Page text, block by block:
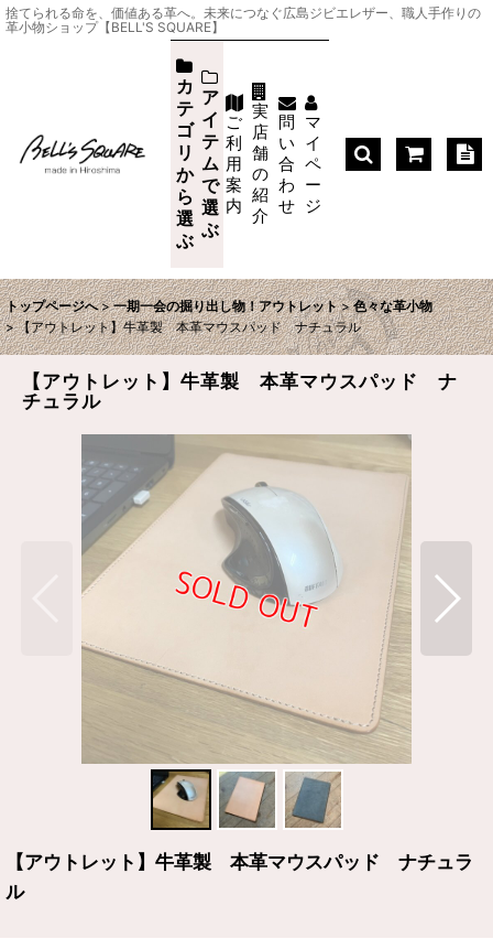
捨てられる命を、価値ある革へ。未来につなぐ広島ジビエレザー、職人手作りの
革小物ショップ【BELL'S SQUARE】
カ
テ
ゴ
リ
か
ら
選
ぶ
ア
イ
テ
ム
で
選
ぶ
ご
利
用
案
内
実
店
舗
の
紹
介
問
い
合
わ
せ
マ
イ
ペ
ー
ジ
トップページへ > 一期一会の掘り出し物！アウトレット > 色々な革小物
> 【アウトレット】牛革製 本革マウスパッド ナチュラル
【アウトレット】牛革製 本革マウスパッド ナ
チュラル
【アウトレット】牛革製 本革マウスパッド ナチュラ
ル